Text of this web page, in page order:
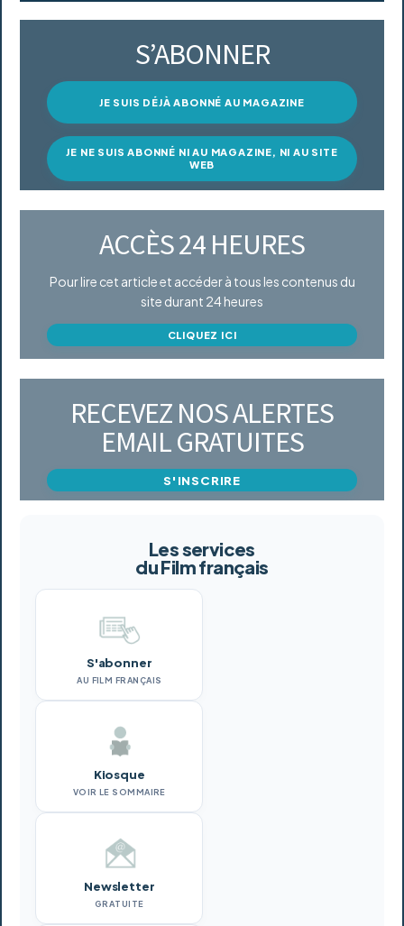
S’ABONNER
JE SUIS DÉJÀ ABONNÉ AU MAGAZINE
JE NE SUIS ABONNÉ NI AU MAGAZINE, NI AU SITE
WEB
ACCÈS 24 HEURES
Pour lire cet article et accéder à tous les contenus du
site durant 24 heures
CLIQUEZ ICI
RECEVEZ NOS ALERTES
EMAIL GRATUITES
S'INSCRIRE
Les services
du Film français
S'abonner
AU FILM FRANÇAIS
Kiosque
VOIR LE SOMMAIRE
Newsletter
GRATUITE